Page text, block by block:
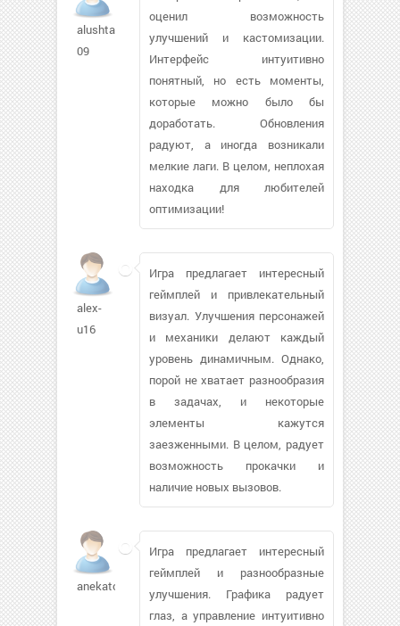
alushta-
09
оценил возможность
улучшений и кастомизации.
Интерфейс интуитивно
понятный, но есть моменты,
которые можно было бы
доработать. Обновления
радуют, а иногда возникали
мелкие лаги. В целом, неплохая
находка для любителей
оптимизации!
alex-
u16
Игра предлагает интересный
геймплей и привлекательный
визуал. Улучшения персонажей
и механики делают каждый
уровень динамичным. Однако,
порой не хватает разнообразия
в задачах, и некоторые
элементы кажутся
заезженными. В целом, радует
возможность прокачки и
наличие новых вызовов.
anekaton215
Игра предлагает интересный
геймплей и разнообразные
улучшения. Графика радует
глаз, а управление интуитивно